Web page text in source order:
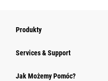
Produkty
Services & Support
Jak Możemy Pomóc?